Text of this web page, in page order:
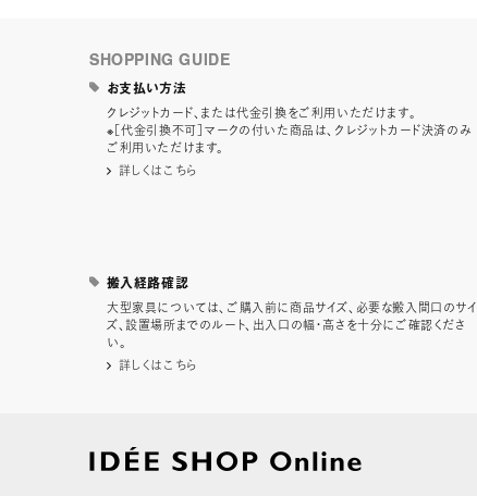
SHOPPING GUIDE
お支払い方法
クレジットカード、または代金引換をご利用いただけます。
※［代金引換不可］マークの付いた商品は、クレジットカード決済のみ
ご利用いただけます。
詳しくはこちら
搬入経路確認
大型家具については、ご購入前に商品サイズ、必要な搬入間口のサイ
ズ、設置場所までのルート、出入口の幅・高さを十分にご確認くださ
い。
詳しくはこちら